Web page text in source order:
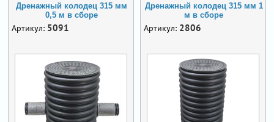
Дренажный колодец 315 мм
0,5 м в сборе
Артикул: 5091
Дренажный колодец 315 мм 1
м в сборе
Артикул: 2806